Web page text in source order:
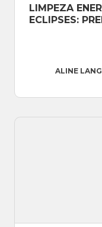
LIMPEZA
ECLIPSES:
ALINE LANG